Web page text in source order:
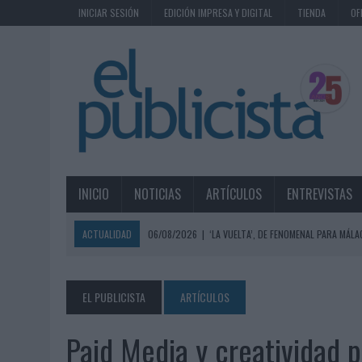
INICIAR SESIÓN EDICIÓN IMPRESA Y DIGITAL TIENDA
INICIO NOTICIAS ARTÍCULOS ENTREVISTAS
ACTUALIDAD 06/08/2026 | ‘LA VUELTA’, DE FENOMENAL PARA
EL MERCADO PUBLICITARIO CAE UN 2,6% EN 2025,
06/08/2026 | LA TELEVISIÓN SIGUE LIDERANDO EL CONSUMO DE
06/08/2026
|
EL USO DE LA IA GENERATIVA ALCANZA YA AL 62% DE
EL PUBLICISTA ARTÍCULOS
Paid Media y creatividad